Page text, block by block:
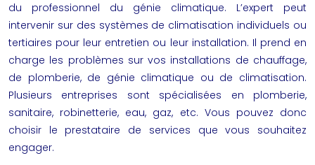
du professionnel du génie climatique. L’expert peut
intervenir sur des systèmes de climatisation individuels ou
tertiaires pour leur entretien ou leur installation. Il prend en
charge les problèmes sur vos installations de chauffage,
de plomberie, de génie climatique ou de climatisation.
Plusieurs entreprises sont spécialisées en plomberie,
sanitaire, robinetterie, eau, gaz, etc. Vous pouvez donc
choisir le prestataire de services que vous souhaitez
engager.